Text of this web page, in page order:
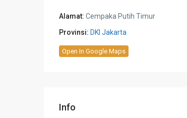
Alamat: Cempaka Putih Timur
Provinsi: DKI Jakarta
Open In Google Maps
Info